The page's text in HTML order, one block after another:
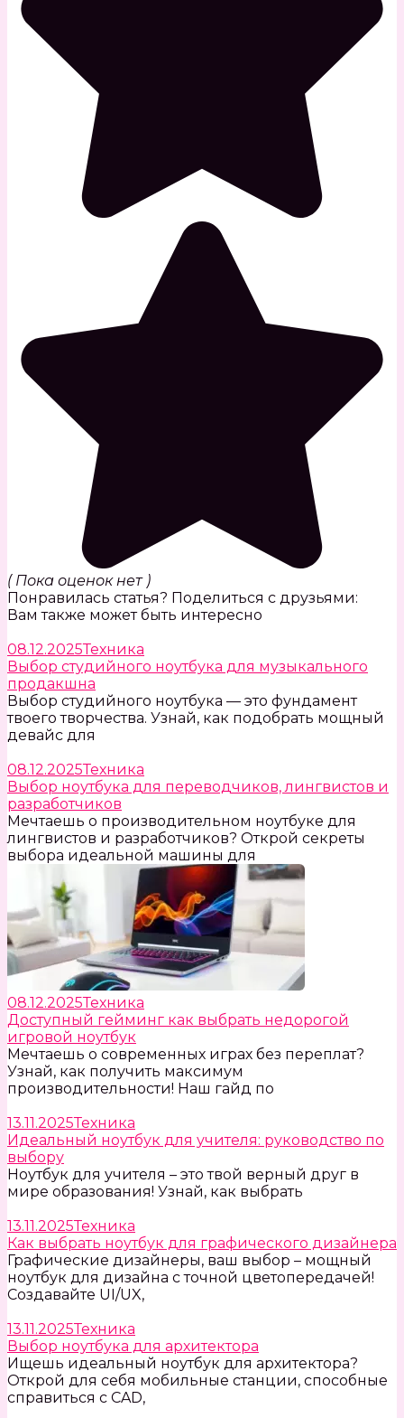
( Пока оценок нет )
Понравилась статья? Поделиться с друзьями:
Вам также может быть интересно
08.12.2025Техника
Выбор студийного ноутбука для музыкального
продакшна
Выбор студийного ноутбука — это фундамент
твоего творчества. Узнай, как подобрать мощный
девайс для
08.12.2025Техника
Выбор ноутбука для переводчиков, лингвистов и
разработчиков
Мечтаешь о производительном ноутбуке для
лингвистов и разработчиков? Открой секреты
выбора идеальной машины для
08.12.2025Техника
Доступный гейминг как выбрать недорогой
игровой ноутбук
Мечтаешь о современных играх без переплат?
Узнай, как получить максимум
производительности! Наш гайд по
13.11.2025Техника
Идеальный ноутбук для учителя: руководство по
выбору
Ноутбук для учителя – это твой верный друг в
мире образования! Узнай, как выбрать
13.11.2025Техника
Как выбрать ноутбук для графического дизайнера
Графические дизайнеры, ваш выбор – мощный
ноутбук для дизайна с точной цветопередачей!
Создавайте UI/UX,
13.11.2025Техника
Выбор ноутбука для архитектора
Ищешь идеальный ноутбук для архитектора?
Открой для себя мобильные станции, способные
справиться с CAD,